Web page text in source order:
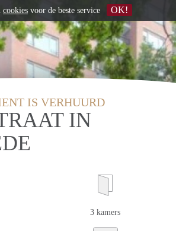
IS VERHUURD
IN
3 kamers
cookies voor de beste service OK!